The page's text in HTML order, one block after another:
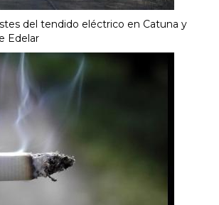
del tendido eléctrico en Catuna y
Edelar